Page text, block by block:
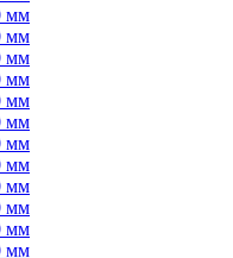
мм
мм
мм
мм
мм
мм
мм
мм
мм
мм
мм
мм